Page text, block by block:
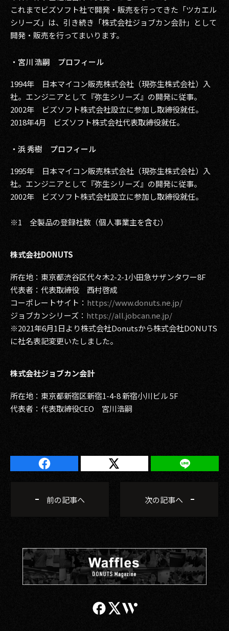
これまでビズソフト社で開発・販売を行ってきた「ツカエル
シリーズ」は、引き続き「株式会社ジョブカン会計」として
開発・販売を行ってまいります。
・宮川 浩嗣 プロフィール
1994年 日本マイコン販売株式会社（現弥生株式会社）入
社。エンジニアとして『弥生シリーズ』の開発に従事。
2002年 ビズソフト株式会社設立に参加し取締役就任。
2018年4月 ビズソフト株式会社代表取締役就任。
・浜 秀樹 プロフィール
1995年 日本マイコン販売株式会社（現弥生株式会社）入
社。エンジニアとして『弥生シリーズ』の開発に従事。
2002年 ビズソフト株式会社設立に参加し取締役就任。
※1 全製品の登録社数（個人事業主を含む）
株式会社DONUTS
所在地：東京都渋谷区代々木2-2-1小田急サザンタワー8F
代表者：代表取締役 西村啓成
コーポレートサイト： https://www.donuts.ne.jp/
ジョブカンシリーズ： https://all.jobcan.ne.jp/
※2021年6月1日より株式会社Donutsから株式会社DONUTS
に社名表記変更いたしました。
株式会社ジョブカン会計
所在地：東京都新宿区新宿1-4-8 新宿小川ビル 5F
代表者：代表取締役CEO 宮川浩嗣
前の記事へ 次の記事へ